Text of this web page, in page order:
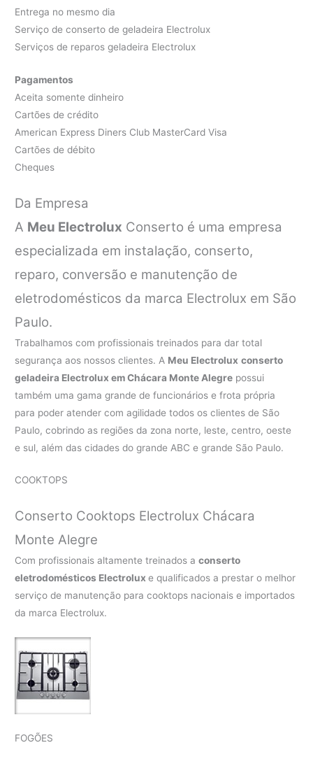
Entrega no mesmo dia
Serviço de conserto de geladeira Electrolux
Serviços de reparos geladeira Electrolux
Pagamentos
Aceita somente dinheiro
Cartões de crédito
American Express Diners Club MasterCard Visa
Cartões de débito
Cheques
Da Empresa
A Meu Electrolux Conserto é uma empresa
especializada em instalação, conserto,
reparo, conversão e manutenção de
eletrodomésticos da marca Electrolux em São
Paulo.
Trabalhamos com profissionais treinados para dar total
segurança aos nossos clientes. A Meu Electrolux conserto
geladeira Electrolux em Chácara Monte Alegre possui
também uma gama grande de funcionários e frota própria
para poder atender com agilidade todos os clientes de São
Paulo, cobrindo as regiões da zona norte, leste, centro, oeste
e sul, além das cidades do grande ABC e grande São Paulo.
COOKTOPS
Conserto Cooktops Electrolux Chácara
Monte Alegre
Com profissionais altamente treinados aconserto
eletrodomésticos Electroluxe qualificados a prestar o melhor
serviço de manutenção para cooktops nacionais e importados
da marca Electrolux.
FOGÕES